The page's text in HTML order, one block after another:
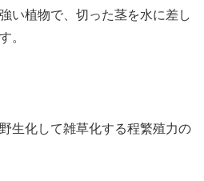
い植物で、切った茎を水に差し
。
生化して雑草化する程繁殖力の